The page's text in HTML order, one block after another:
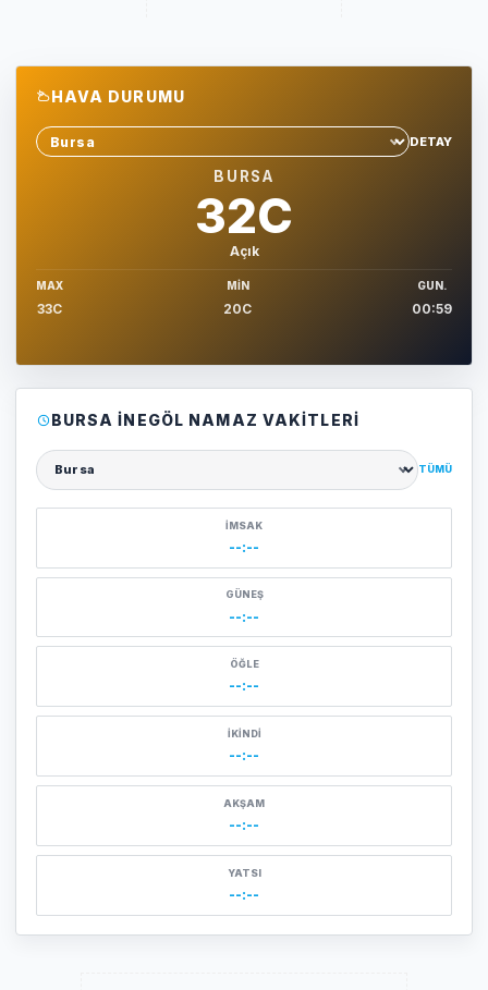
HAVA DURUMU
Sehir sec
DETAY
BURSA
32C
Açık
MAX
33C
MIN
20C
GUN.
00:59
BURSA İNEGÖL NAMAZ VAKITLERI
Şehir seçin
TÜMÜ
İMSAK
--:--
GÜNEŞ
--:--
ÖĞLE
--:--
İKINDI
--:--
AKŞAM
--:--
YATSI
--:--